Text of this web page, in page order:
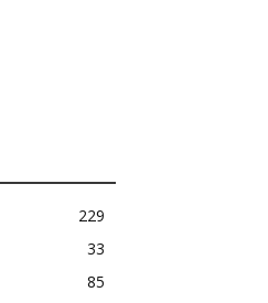
229
33
85